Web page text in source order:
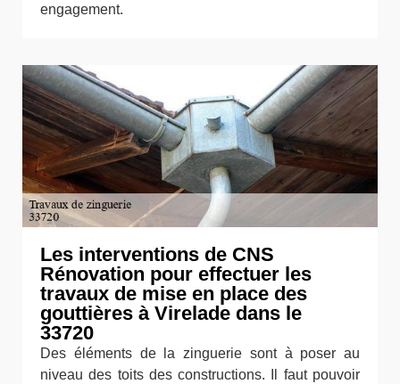
engagement.
Les interventions de CNS
Rénovation pour effectuer les
travaux de mise en place des
gouttières à Virelade dans le
33720
Des éléments de la zinguerie sont à poser au
niveau des toits des constructions. Il faut pouvoir